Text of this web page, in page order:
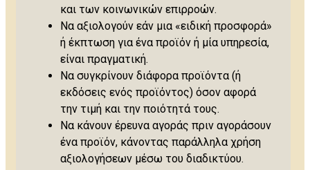
και των κοινωνικών επιρροών.
Να αξιολογούν εάν μια «ειδική προσφορά»
ή έκπτωση για ένα προϊόν ή μία υπηρεσία,
είναι πραγματική.
Να συγκρίνουν διάφορα προϊόντα (ή
εκδόσεις ενός προϊόντος) όσον αφορά
την τιμή και την ποιότητά τους.
Να κάνουν έρευνα αγοράς πριν αγοράσουν
ένα προϊόν, κάνοντας παράλληλα χρήση
αξιολογήσεων μέσω του διαδικτύου.